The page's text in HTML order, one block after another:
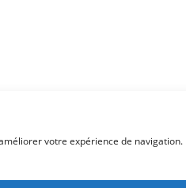
votre expérience de